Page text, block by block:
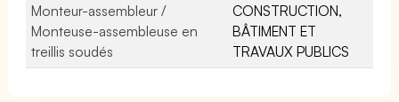
Monteur-assembleur /
Monteuse-assembleuse en
treillis soudés
CONSTRUCTION,
BÂTIMENT ET
TRAVAUX PUBLICS